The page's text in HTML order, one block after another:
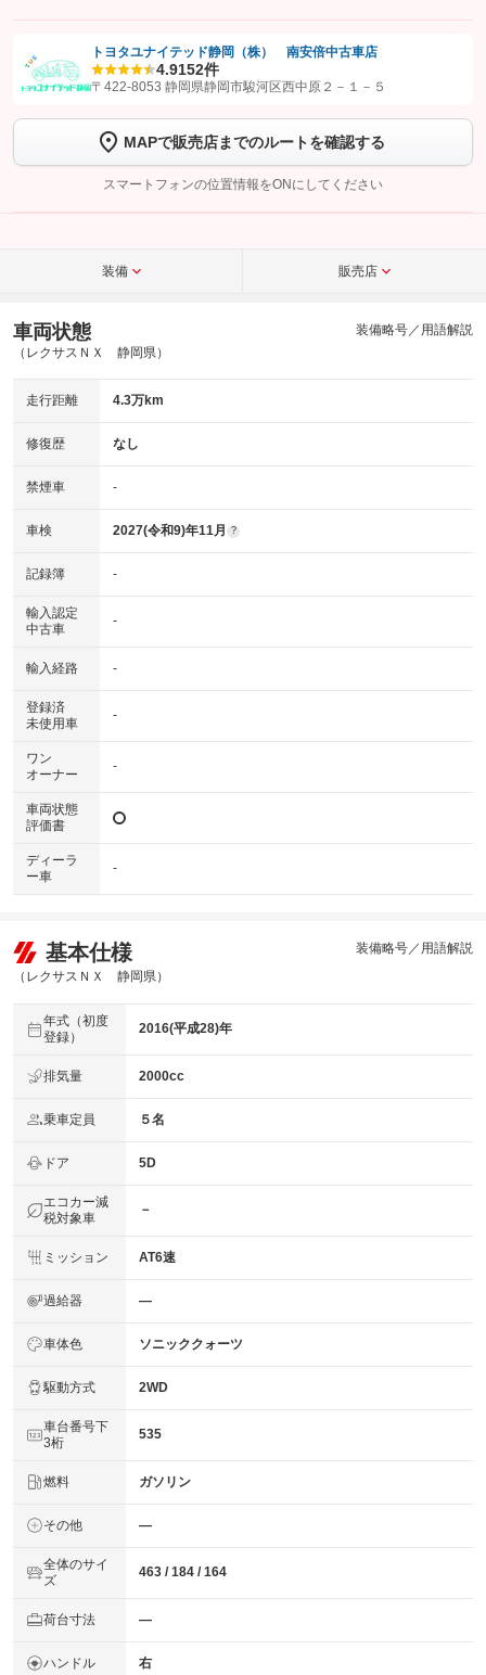
【STEP1】認証画面でグーネットを友だち追加してから「許可する」ボタンを押
トーク画面で
ボタンをタップして問い合わせを
完了してください。
こちら
トヨタユナイテッド静岡（株） 南安倍中古車店
4.9152件
〒422-8053 静岡県静岡市駿河区西中原２－１－５
MAPで販売店までのルートを確認する
スマートフォンの位置情報をONにしてください
装備 販売店
車両状態
（レクサスＮＸ 静岡県）
装備略号／用語解説
走行距離 4.3万km
修復歴 なし
禁煙車 -
車検 2027(令和9)年11月 ?
記録簿 -
輸入認定
中古車
-
輸入経路 -
登録済
未使用車
-
ワン
オーナー
-
車両状態
評価書
ディーラ
ー車
-
基本仕様
（レクサスＮＸ 静岡県）
装備略号／用語解説
年式（初度
登録）
2016(平成28)年
排気量 2000cc
乗車定員 ５名
ドア 5D
エコカー減
税対象車
－
ミッション AT6速
過給器 ―
車体色 ソニッククォーツ
駆動方式 2WD
車台番号下
3桁
535
燃料 ガソリン
その他 ―
全体のサイ
ズ
463 / 184 / 164
荷台寸法 ―
ハンドル 右